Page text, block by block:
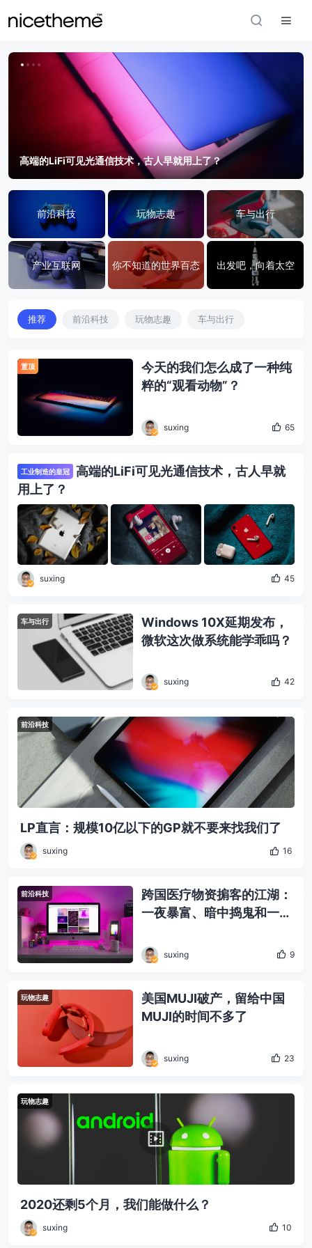
高端的LiFi可见光通信技术，古人早就用上了？
前沿科技 玩物志趣 车与出行
产业互联网 你不知道的世界百态 出发吧，向着太空
推荐 前沿科技 玩物志趣 车与出行
置顶
今天的我们怎么成了一种纯
粹的“观看动物”？
suxing 65
工业制造的皇冠
高端的LiFi可见光通信技术，古人早就
用上了？
suxing 45
车与出行
Windows 10X延期发布，
微软这次做系统能学乖吗？
suxing 42
前沿科技
LP直言：规模10亿以下的GP就不要来找我们了
suxing 16
前沿科技
跨国医疗物资掮客的江湖：
一夜暴富、暗中捣鬼和一场
suxing 9
玩物志趣
美国MUJI破产，留给中国
MUJI的时间不多了
suxing 23
玩物志趣
2020还剩5个月，我们能做什么？
suxing 10